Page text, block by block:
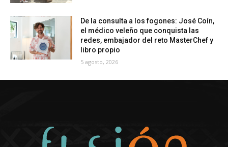
De la consulta a los fogones: José Coín,
el médico veleño que conquista las
redes, embajador del reto MasterChef y
libro propio
5 agosto, 2026